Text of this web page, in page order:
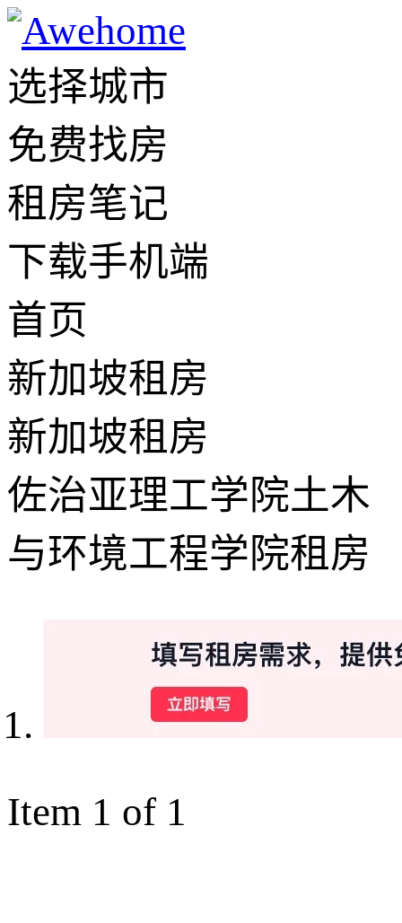
选择城市
免费找房
租房笔记
下载手机端
首页
新加坡租房
新加坡租房
佐治亚理工学院土木
与环境工程学院租房
Item 1 of 1